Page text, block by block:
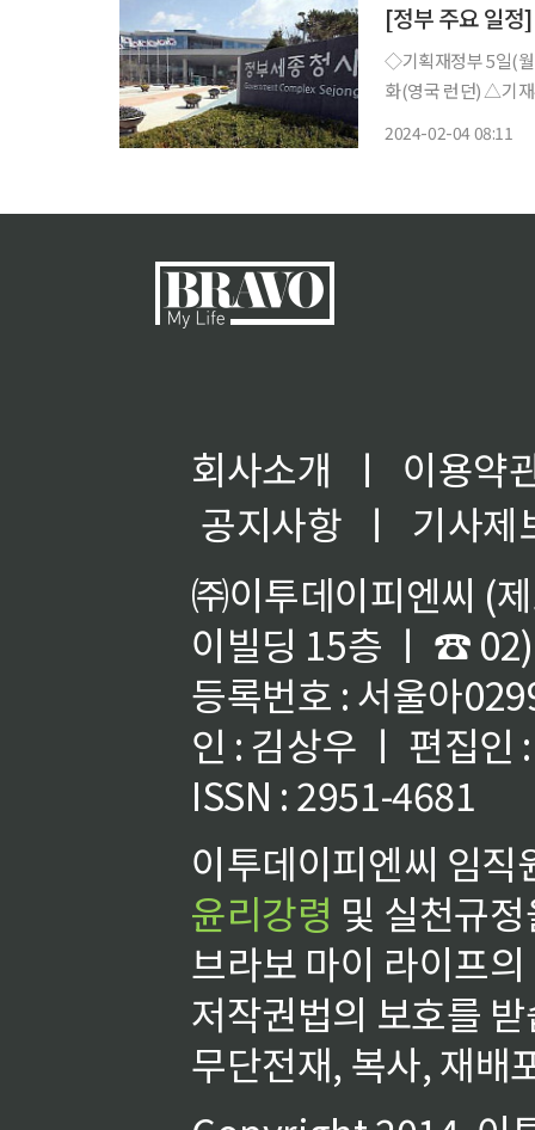
[정부 주요 일
◇기획재정부 5일(월) △기재부 1차관 투자자 설명회·글로벌 은행 방문 및 양국 경제협력 강
화(영국 런던) △기
2024-02-04 08:11
회사소개 ㅣ
이용약
공지사항
ㅣ
기사제
㈜이투데이피엔씨 (
이빌딩 15층 ㅣ ☎
등록번호 : 서울아
인 : 김상우 ㅣ 편집인
ISSN : 2951-4681
이투데이피엔씨 임
윤리강령 및 실천규
브라보 마이 라이프
저작권법의 보호를
무단전재, 복사, 재배